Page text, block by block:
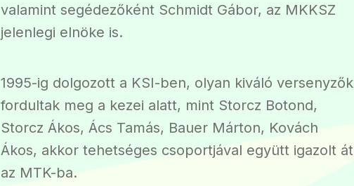
valamint segédezőként Schmidt Gábor, az MKKSZ
jelenlegi elnöke is.
1995-ig dolgozott a KSI-ben, olyan kiváló versenyzők
fordultak meg a kezei alatt, mint Storcz Botond,
Storcz Ákos, Ács Tamás, Bauer Márton, Kovách
Ákos, akkor tehetséges csoportjával együtt igazolt át
az MTK-ba.